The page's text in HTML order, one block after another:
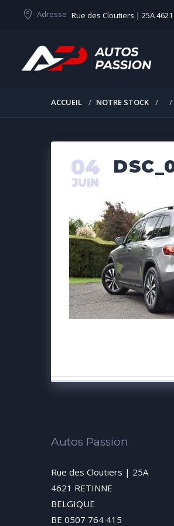
Adresse Rue des Cloutiers | 25A
ACCUEIL NOTRE STOCK
04
JUIN
Autos Passion
Rue des Cloutiers | 25A
4621 RETINNE
BELGIQUE
BE 0507 764 415